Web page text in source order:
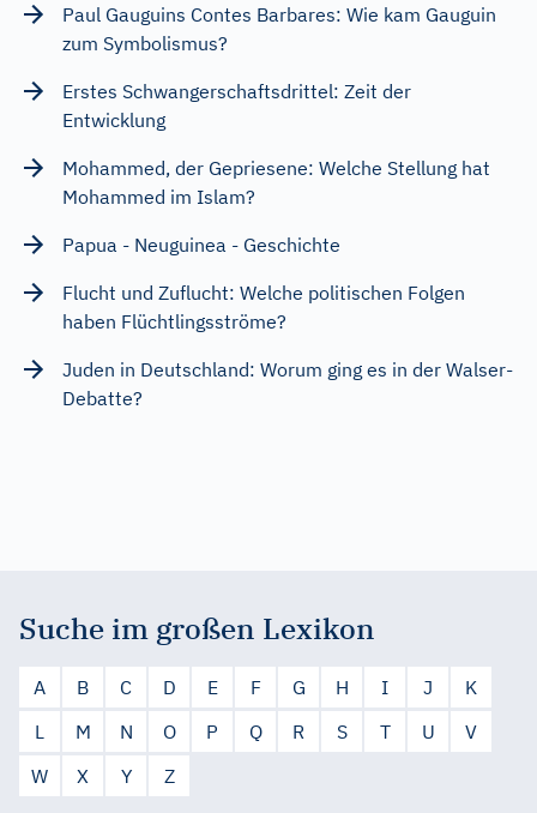
Paul Gauguins Contes Barbares: Wie kam Gauguin
zum Symbolismus?
Erstes Schwangerschaftsdrittel: Zeit der
Entwicklung
Mohammed, der Gepriesene: Welche Stellung hat
Mohammed im Islam?
Papua - Neuguinea - Geschichte
Flucht und Zuflucht: Welche politischen Folgen
haben Flüchtlingsströme?
Juden in Deutschland: Worum ging es in der Walser-
Debatte?
Suche im großen Lexikon
A B C D E F G H I J
K
L
M N O P Q R S T U
V
W
X Y Z